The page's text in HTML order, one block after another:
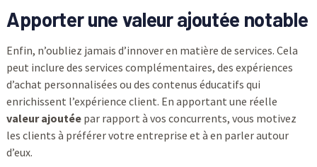
Apporter une valeur ajoutée notable
Enfin, n’oubliez jamais d’innover en matière de services. Cela
peut inclure des services complémentaires, des expériences
d’achat personnalisées ou des contenus éducatifs qui
enrichissent l’expérience client. En apportant une réelle
valeur ajoutéepar rapport à vos concurrents, vous motivez
les clients à préférer votre entreprise et à en parler autour
d’eux.